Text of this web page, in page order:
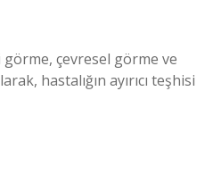
çevresel görme ve
hastalığın ayırıcı teşhisi